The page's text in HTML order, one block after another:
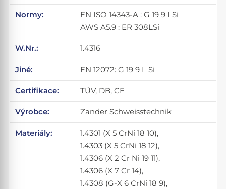
Normy:
EN ISO 14343-A : G 19 9 LSi
AWS A5.9 : ER 308LSi
W.Nr.: 1.4316
Jiné: EN 12072: G 19 9 L Si
Certifikace: TÜV, DB, CE
Výrobce: Zander Schweisstechnik
Materiály:
1.4301 (X 5 CrNi 18 10),
1.4303 (X 5 CrNi 18 12),
1.4306 (X 2 Cr Ni 19 11),
1.4306 (X 7 Cr 14),
1.4308 (G-X 6 CrNi 18 9),